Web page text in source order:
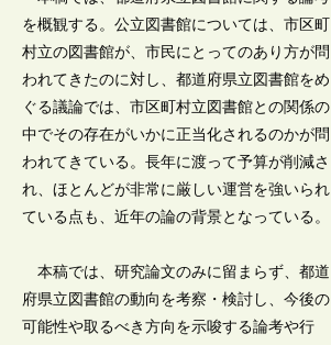
を概観する。公立図書館については、市区町
村立の図書館が、市民にとってのあり方が問
われてきたのに対し、都道府県立図書館をめ
ぐる議論では、市区町村立図書館との関係の
中でその存在がいかに正当化されるのかが問
われてきている。長年に渡って予算が削減さ
れ、ほとんどが非常に厳しい運営を強いられ
ている点も、近年の論の背景となっている。
本稿では、研究論文のみに留まらず、都道
府県立図書館の動向を考察・検討し、今後の
可能性や取るべき方向を示唆する論考や行